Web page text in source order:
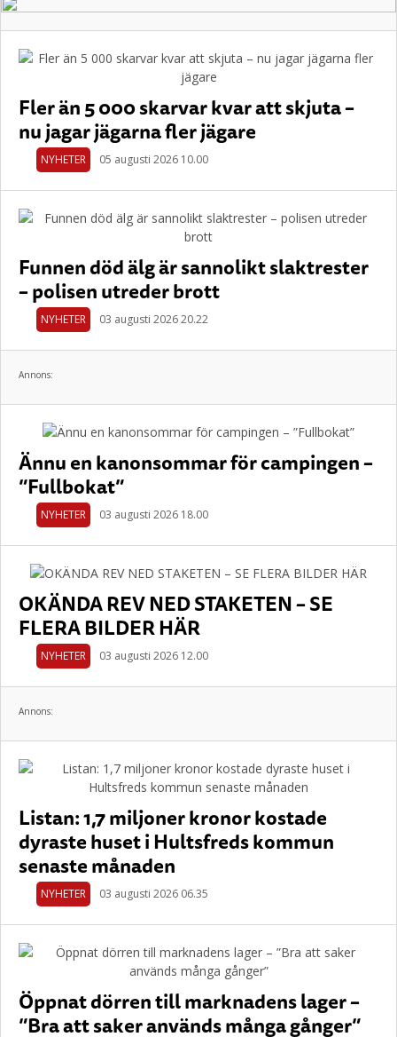
Fler än 5 000 skarvar kvar att skjuta –
nu jagar jägarna fler jägare
NYHETER 05 augusti 2026 10.00
Funnen död älg är sannolikt slaktrester
– polisen utreder brott
NYHETER 03 augusti 2026 20.22
Annons:
Ännu en kanonsommar för campingen –
”Fullbokat”
NYHETER 03 augusti 2026 18.00
OKÄNDA REV NED STAKETEN – SE
FLERA BILDER HÄR
NYHETER 03 augusti 2026 12.00
Annons:
Listan: 1,7 miljoner kronor kostade
dyraste huset i Hultsfreds kommun
senaste månaden
NYHETER 03 augusti 2026 06.35
Öppnat dörren till marknadens lager –
”Bra att saker används många gånger”